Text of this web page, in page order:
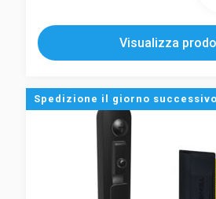
più
varianti.
opzioni
possono
più
Le
opzioni
Visualizza
Spedizione il giorno successivo